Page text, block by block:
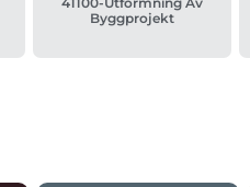
Byggprojekt